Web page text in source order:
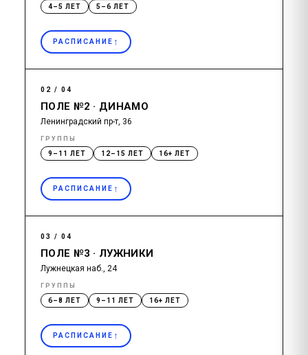
4–5 ЛЕТ 5–6 ЛЕТ
РАСПИСАНИЕ ↑
02 / 04
ПОЛЕ №2 · ДИНАМО
Ленинградский пр-т, 36
ГРУППЫ
9–11 ЛЕТ 12–15 ЛЕТ 16+ ЛЕТ
РАСПИСАНИЕ ↑
03 / 04
ПОЛЕ №3 · ЛУЖНИКИ
Лужнецкая наб., 24
ГРУППЫ
6–8 ЛЕТ 9–11 ЛЕТ 16+ ЛЕТ
РАСПИСАНИЕ ↑